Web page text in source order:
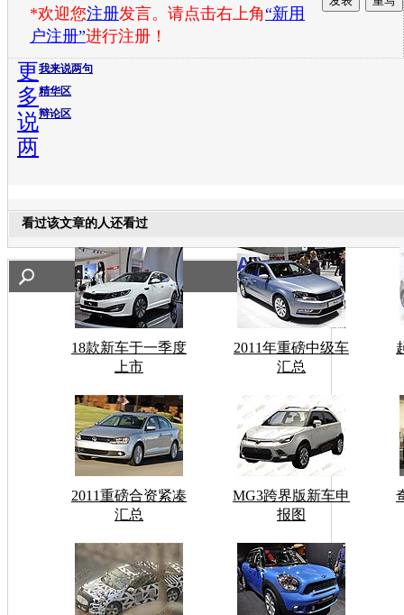
*欢迎您注册发言。请点击右上角“新用
户注册”进行注册！
我来说两句
精华区
辩论区
更
多
说
两
看过该文章的人还看过
18款新车于一季度
上市
2011年重磅中级车
汇总
2011重磅合资紧凑
汇总
MG3跨界版新车申
报图